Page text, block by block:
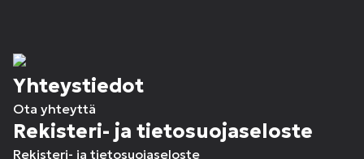
Yhteystiedot
Ota yhteyttä
Rekisteri- ja tietosuojaseloste
Rekisteri- ja tietosuojaseloste